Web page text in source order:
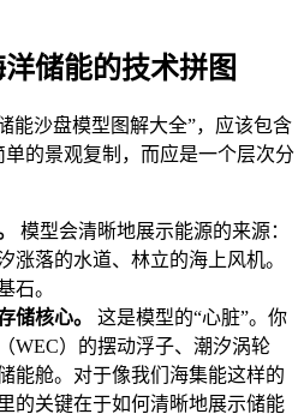
储能的技术拼图
能沙盘模型图解大全”，应该包含
的景观复制，而应是一个层次分
模型会清晰地展示能源的来源：
涨落的水道、林立的海上风机。
石。
储核心。
这是模型的“心脏”。你
WEC）的摆动浮子、潮汐涡轮
能舱。对于像我们海集能这样的
的关键在于如何清晰地展示储能